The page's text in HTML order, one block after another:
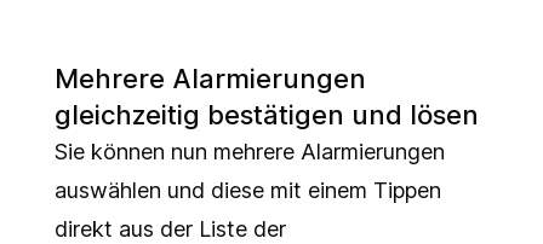
Mehrere Alarmierungen
gleichzeitig bestätigen und lösen
Sie können nun mehrere Alarmierungen
auswählen und diese mit einem Tippen
direkt aus der Liste der